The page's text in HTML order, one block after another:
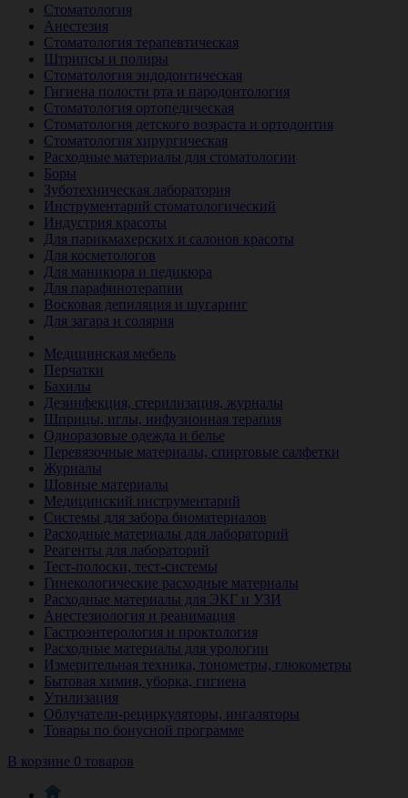
Стоматология
Анестезия
Стоматология терапевтическая
Штрипсы и полиры
Стоматология эндодонтическая
Гигиена полости рта и пародонтология
Стоматология ортопедическая
Стоматология детского возраста и ортодонтия
Стоматология хирургическая
Расходные материалы для стоматологии
Боры
Зуботехническая лаборатория
Инструментарий стоматологический
Индустрия красоты
Для парикмахерских и салонов красоты
Для косметологов
Для маникюра и педикюра
Для парафинотерапии
Восковая депиляция и шугаринг
Для загара и солярия
Медицинская мебель
Перчатки
Бахилы
Дезинфекция, стерилизация, журналы
Шприцы, иглы, инфузионная терапия
Одноразовые одежда и белье
Перевязочные материалы, спиртовые салфетки
Журналы
Шовные материалы
Медицинский инструментарий
Системы для забора биоматериалов
Расходные материалы для лабораторий
Реагенты для лабораторий
Тест-полоски, тест-системы
Гинекологические расходные материалы
Расходные материалы для ЭКГ и УЗИ
Анестезиология и реанимация
Гастроэнтерология и проктология
Расходные материалы для урологии
Измерительная техника, тонометры, глюкометры
Бытовая химия, уборка, гигиена
Утилизация
Облучатели-рециркуляторы, ингаляторы
Товары по бонусной программе
В корзине 0 товаров